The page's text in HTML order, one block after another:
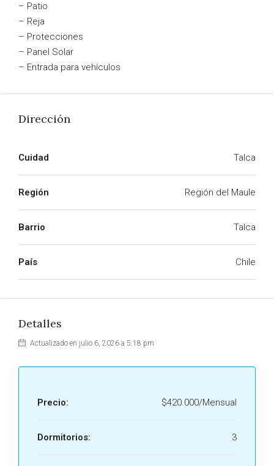
– Patio
– Reja
– Protecciones
– Panel Solar
– Entrada para vehículos
Dirección
Cuidad Talca
Región Región del Maule
Barrio Talca
País Chile
Detalles
Actualizado en julio 6, 2026 a 5:18 pm
Precio: $420.000/Mensual
Dormitorios: 3